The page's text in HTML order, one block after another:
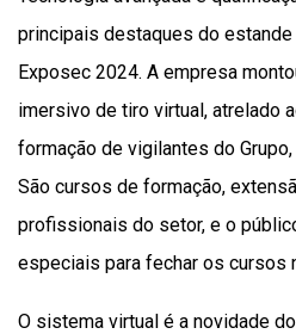
principais destaques do
Exposec 2024. A empresa
imersivo de tiro virtual, atrelado
formação de vigilantes do
São cursos de formação,
profissionais do setor, e o
especiais para fechar os cursos
O sistema virtual é a novidade